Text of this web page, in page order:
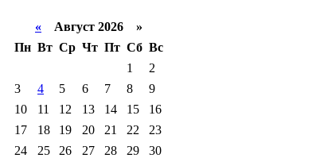
« Август 2026 »
Пн Вт Ср Чт Пт Сб Вс
1
2
3
4 5 6 7 8
9
10
11 12 13 14 15
16
17
18 19 20 21 22
23
24
25 26 27 28 29
30